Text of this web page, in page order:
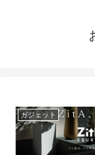
ガジェット